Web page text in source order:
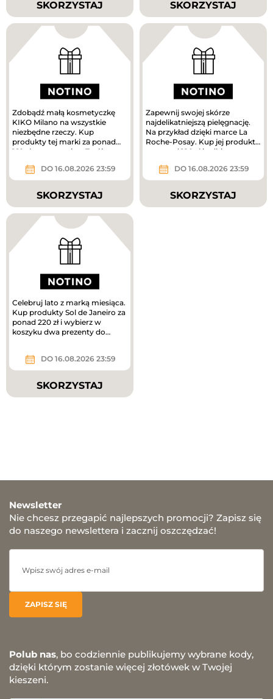
SKORZYSTAJ SKORZYSTAJ
Zdobądź małą kosmetyczkę
KIKO Milano na wszystkie
niezbędne rzeczy. Kup
produkty tej marki za ponad
160 zł, a prezent jest Twój.
DO 16.08.2026 23:59
SKORZYSTAJ
Zapewnij swojej skórze
najdelikatniejszą pielęgnację.
Na przykład dzięki marce La
Roche-Posay. Kup jej produkty
za ponad 180 zł i odbierz...
DO 16.08.2026 23:59
SKORZYSTAJ
Celebruj lato z marką miesiąca.
Kup produkty Sol de Janeiro za
ponad 220 zł i wybierz w
koszyku dwa prezenty do
DO 16.08.2026 23:59
SKORZYSTAJ
Newsletter
Nie chcesz przegapić najlepszych promocji? Zapisz się
do naszego newslettera i zacznij oszczędzać!
Polub nas, bo codziennie publikujemy wybrane kody,
dzięki którym zostanie więcej złotówek w Twojej
kieszeni.